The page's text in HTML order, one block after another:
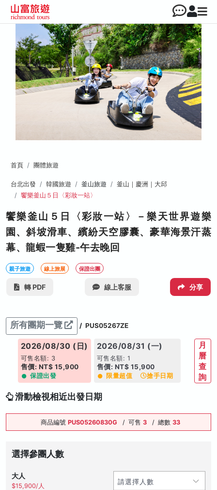
首頁 團體旅遊
台北出發 韓國旅遊 釜山旅遊
釜山｜慶洲｜大邱
饗樂釜山５日〈彩妝一站〉
饗樂釜山５日〈彩妝一站〉－樂天世界遊樂
園、斜坡滑車、繽紛天空膠囊、豪華海景汗蒸
幕、龍蝦一隻雞-午去晚回
親子旅遊 線上旅展 保證出團
轉 PDF 線上客服 分享
所有團期一覽 / PUS05267ZE
2026/08/30 (日)
可售名額: 3
售價: NT$ 15,900
保證出發
2026/08/31 (一)
可售名額: 1
售價: NT$ 15,900
限量超值 搶手日期
2026/
可售名額
售價:
限量
月
曆
查
詢
滑動檢視相近出發日期
商品編號 PUS05260830G / 可售 3 / 總數 33
選擇參團人數
大人
$15,900/人